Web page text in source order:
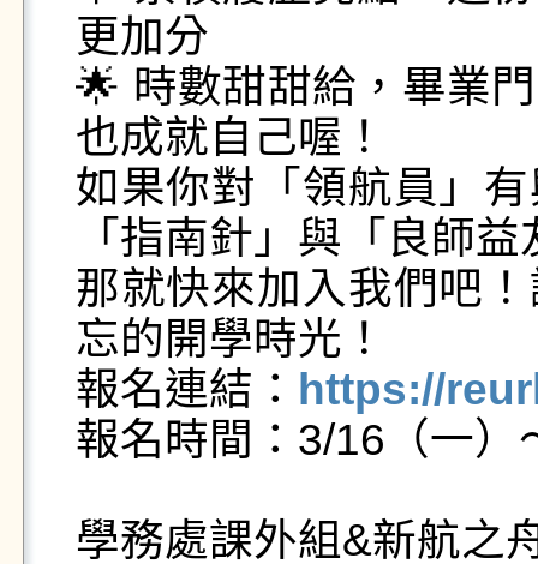
更加分
🌟 時數甜甜給，畢業
也成就自己喔！
如果你對「領航員」
「指南針」與「良師益
那就快來加入我們吧
忘的開學時光！
報名連結： https://
報名時間：3/16（一